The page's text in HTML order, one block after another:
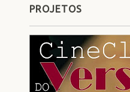
PROJETOS